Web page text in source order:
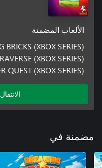
الألعاب المضمنة
BRICKS (XBOX SERIES)
(XBOX SERIES)
QUEST (XBOX SERIES)
مضمنة في